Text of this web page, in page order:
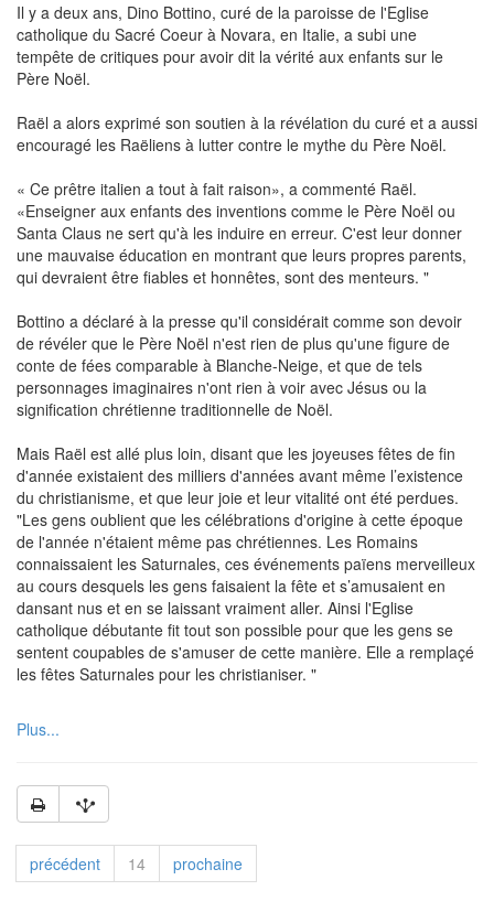
Il y a deux ans, Dino Bottino, curé de la paroisse de l'Eglise
catholique du Sacré Coeur à Novara, en Italie, a subi une
tempête de critiques pour avoir dit la vérité aux enfants sur le
Père Noël.
Raël a alors exprimé son soutien à la révélation du curé et a aussi
encouragé les Raëliens à lutter contre le mythe du Père Noël.
« Ce prêtre italien a tout à fait raison», a commenté Raël.
«Enseigner aux enfants des inventions comme le Père Noël ou
Santa Claus ne sert qu'à les induire en erreur. C'est leur donner
une mauvaise éducation en montrant que leurs propres parents,
qui devraient être fiables et honnêtes, sont des menteurs. "
Bottino a déclaré à la presse qu'il considérait comme son devoir
de révéler que le Père Noël n'est rien de plus qu'une figure de
conte de fées comparable à Blanche-Neige, et que de tels
personnages imaginaires n'ont rien à voir avec Jésus ou la
signification chrétienne traditionnelle de Noël.
Mais Raël est allé plus loin, disant que les joyeuses fêtes de fin
d'année existaient des milliers d'années avant même l’existence
du christianisme, et que leur joie et leur vitalité ont été perdues.
"Les gens oublient que les célébrations d'origine à cette époque
de l'année n'étaient même pas chrétiennes. Les Romains
connaissaient les Saturnales, ces événements païens merveilleux
au cours desquels les gens faisaient la fête et s’amusaient en
dansant nus et en se laissant vraiment aller. Ainsi l'Eglise
catholique débutante fit tout son possible pour que les gens se
sentent coupables de s'amuser de cette manière. Elle a remplaçé
les fêtes Saturnales pour les christianiser. "
Plus...
précédent 14 prochaine